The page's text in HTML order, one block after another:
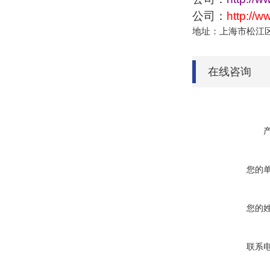
公司： http://
地址：上海市松江
在线咨询
您的
您的
联系